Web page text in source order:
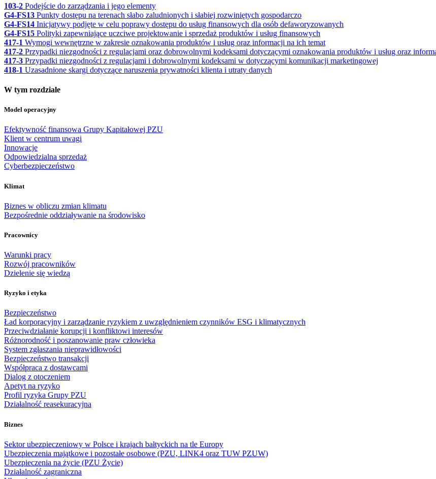
103-2 Podejście do zarządzania i jego elementy
G4-FS13 Punkty dostępu na terenach słabo zaludnionych i słabiej rozwiniętych gospodarczo
G4-FS14 Inicjatywy podjęte w celu poprawy dostępu do usług finansowych dla osób defaworyzowanych
G4-FS15 Polityki zapewniające uczciwe projektowanie i sprzedaż produktów i usług finansowych
417-1 Wymogi wewnętrzne w zakresie oznakowania produktów i usług oraz informacji na ich temat
417-2 Przypadki niezgodności z regulacjami oraz dobrowolnymi kodeksami dotyczącymi oznakowania produktów i usług oraz
417-3 Przypadki niezgodności z regulacjami i dobrowolnymi kodeksami w dotyczącymi komunikacji marketingowej
418-1 Uzasadnione skargi dotyczące naruszenia prywatności klienta i utraty danych
W tym rozdziale
Model operacyjny
Efektywność finansowa Grupy Kapitałowej PZU
Klient w centrum uwagi
Innowacje
Odpowiedzialna sprzedaż
Cyberbezpieczeństwo
Klimat
Biznes w obliczu zmian klimatu
Bezpośrednie oddziaływanie na środowisko
Pracownicy
Warunki pracy
Rozwój pracowników
Dzielenie się wiedzą
Ryzyko i etyka
Bezpieczeństwo
Ład korporacyjny i zarządzanie ryzykiem z uwzględnieniem czynników ESG i klimatycznych
Przeciwdziałanie korupcji i konfliktowi interesów
Różnorodność i poszanowanie praw człowieka
System zgłaszania nieprawidłowości
Bezpieczeństwo transakcji
Współpraca z dostawcami
Dialog z otoczeniem
Apetyt na ryzyko
Profil ryzyka Grupy PZU
Działalność reasekuracyjna
Biznes
Sektor ubezpieczeniowy w Polsce i krajach bałtyckich na tle Europy
Ubezpieczenia majątkowe i pozostałe osobowe (PZU, LINK4 oraz TUW PZUW)
Ubezpieczenia na życie (PZU Życie)
Działalność zagraniczna